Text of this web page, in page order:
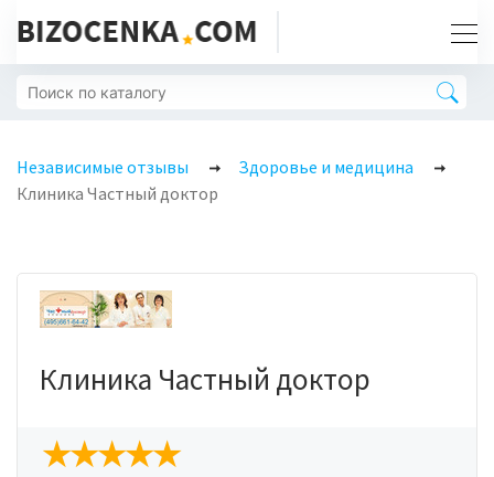
Независимые отзывы
Здоровье и медицина
Клиника Частный доктор
Клиника Частный доктор